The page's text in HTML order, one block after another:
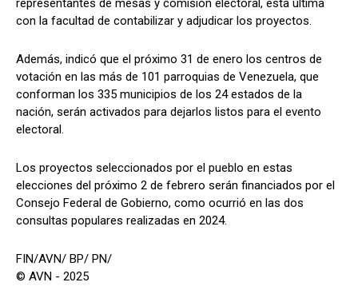
representantes de mesas y comisión electoral, esta última
con la facultad de contabilizar y adjudicar los proyectos.
Además, indicó que el próximo 31 de enero los centros de
votación en las más de 101 parroquias de Venezuela, que
conforman los 335 municipios de los 24 estados de la
nación, serán activados para dejarlos listos para el evento
electoral.
Los proyectos seleccionados por el pueblo en estas
elecciones del próximo 2 de febrero serán financiados por el
Consejo Federal de Gobierno, como ocurrió en las dos
consultas populares realizadas en 2024.
FIN/AVN/ BP/ PN/
© AVN - 2025